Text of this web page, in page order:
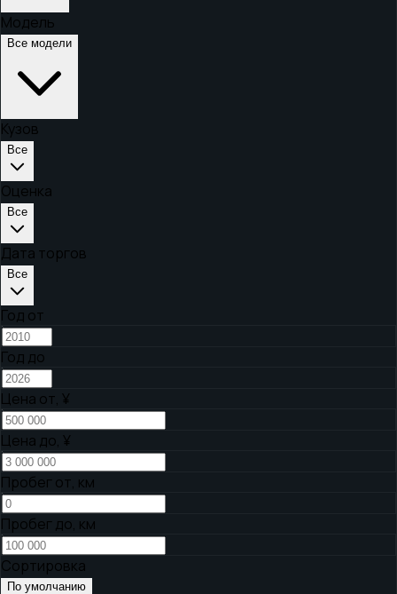
Модель
Все модели
Кузов
Все
Оценка
Все
Дата торгов
Все
Год от
Год до
Цена от, ¥
Цена до, ¥
Пробег от, км
Пробег до, км
Сортировка
По умолчанию